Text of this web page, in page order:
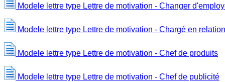
Modele lettre type Lettre de motivation - Changer
Modele lettre type Lettre de motivation - Chargé en
Modele lettre type Lettre de motivation - Chef de produits
Modele lettre type Lettre de motivation - Chef de publicité